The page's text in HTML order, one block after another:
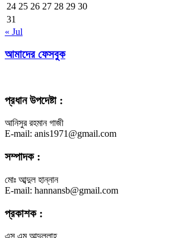
24 25 26 27 28 29 30
31
« Jul
আমাদের ফেসবুক
প্রধান উপদেষ্টা :
আনিসুর রহমান গাজী
E-mail: anis1971@gmail.com
সম্পাদক :
মোঃ আব্দুল হান্নান
E-mail: hannansb@gmail.com
প্রকাশক :